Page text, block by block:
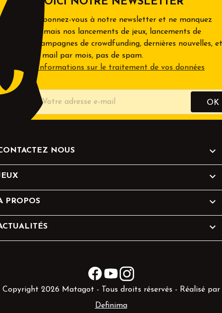
Abonnez-vous à notre newsletter et ne manquez
jamais nos lancements de jeux, lancements de
campagnes de crowdfunding, dernières nouvelles,
1 mail par mois, pas de spam.
Informations sur le traitement de vos données
NOUS 

PROPOS 

Facebook
YouTube
Copyright 2026 Matagot - Tous droits réservés - Réalisé par
Definima